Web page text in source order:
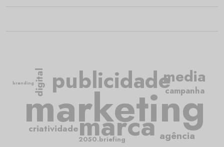
marketing
publicidade
marca
criatividade
campanha
media
agência
digital
2050.briefing
branding